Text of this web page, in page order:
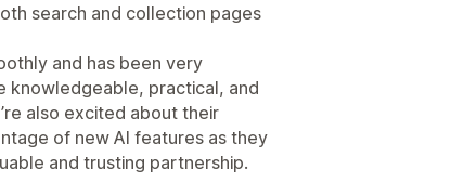
search and collection pages
and has been very
knowledgeable, practical, and
also excited about their
of new AI features as they
and trusting partnership.